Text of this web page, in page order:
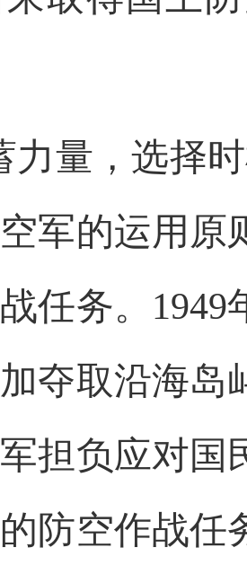
力量，选择
军的运用原
任务。
夺取沿海岛
担负应对国
防空作战任